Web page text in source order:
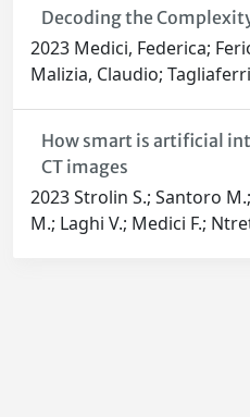
Decoding the
2023 Medici, Federica;
Malizia, Claudio;
How smart is artificial
CT images
2023 Strolin S.; Santoro
M.; Laghi V.; Medici F.;